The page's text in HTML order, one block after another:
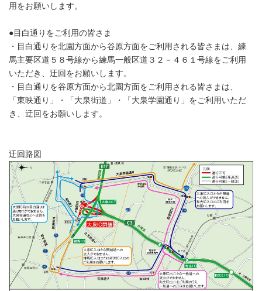
用をお願いします。
●目白通りをご利用の皆さま
・目白通りを北園方面から谷原方面をご利用される皆さまは、練
馬主要区道５８号線から練馬一般区道３２－４６１号線をご利用
いただき、迂回をお願いします。
・目白通りを谷原方面から北園方面をご利用される皆さまは、
「東映通り」・「大泉街道」・「大泉学園通り」をご利用いただ
き、迂回をお願いします。
迂回路図